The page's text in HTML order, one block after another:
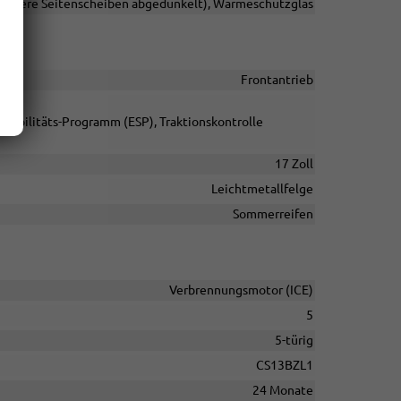
Seitenscheiben abgedunkelt), Wärmeschutzglas
Frontantrieb
Programm (ESP), Traktionskontrolle
17 Zoll
Leichtmetallfelge
Sommerreifen
Verbrennungsmotor (ICE)
5
5-türig
CS13BZL1
24 Monate